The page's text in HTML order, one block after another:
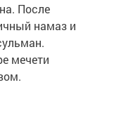
После
намаз и
мечети